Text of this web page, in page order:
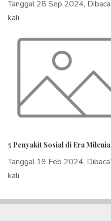
Tanggal 28 Sep 2024,
kali
5 Penyakit Sosial di Era
Tanggal 19 Feb 2024,
kali